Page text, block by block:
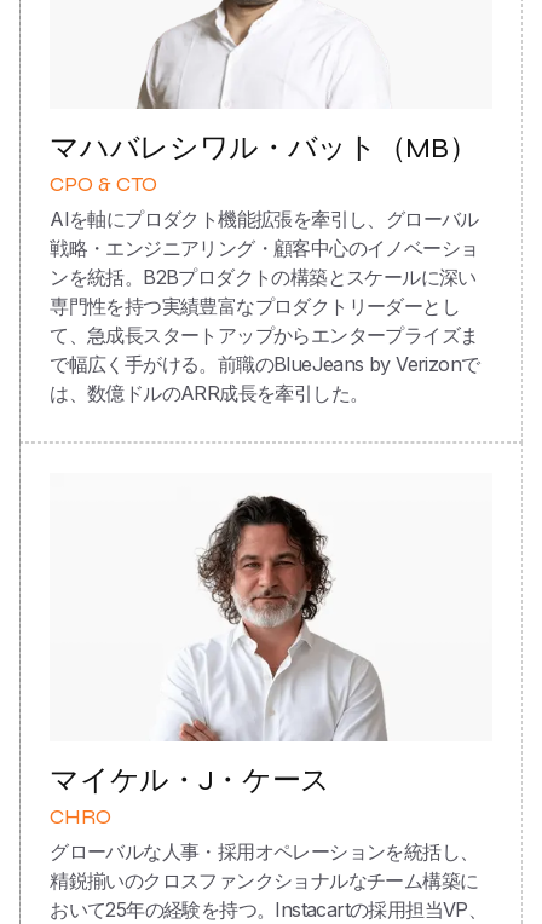
マハバレシワル・バット（MB）
CPO & CTO
AIを軸にプロダクト機能拡張を牽引し、グローバル
戦略・エンジニアリング・顧客中心のイノベーショ
ンを統括。B2Bプロダクトの構築とスケールに深い
専門性を持つ実績豊富なプロダクトリーダーとし
て、急成長スタートアップからエンタープライズま
で幅広く手がける。前職のBlueJeans by Verizonで
は、数億ドルのARR成長を牽引した。
マイケル・J・ケース
CHRO
グローバルな人事・採用オペレーションを統括し、
精鋭揃いのクロスファンクショナルなチーム構築に
おいて25年の経験を持つ。Instacartの採用担当VP、